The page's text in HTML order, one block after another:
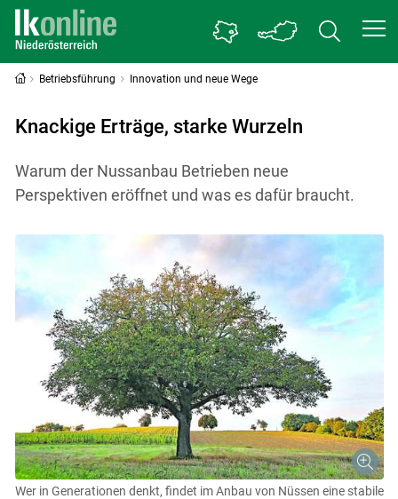
Betriebsführung Innovation und neue Wege
Knackige Erträge, starke Wurzeln
Warum der Nussanbau Betrieben neue
Perspektiven eröffnet und was es dafür braucht.
Wer in Generationen denkt, findet im Anbau von Nüssen eine stabile